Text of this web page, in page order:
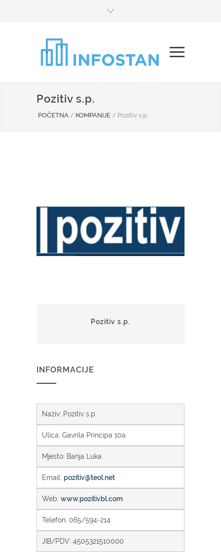
Pozitiv s.p.
POČETNA / KOMPANIJE / Pozitiv s.p.
Pozitiv s.p.
INFORMACIJE
Naziv: Pozitiv s.p.
Ulica: Gavrila Principa 10a
Mjesto: Banja Luka
Email: pozitiv@teol.net
Web: www.pozitivbl.com
Telefon: 065/594-214
JIB/PDV: 4505321510000